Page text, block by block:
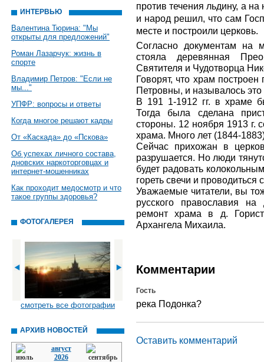
ИНТЕРВЬЮ
Валентина Тюрина: "Мы
открыты для предложений"
Роман Лазарчук: жизнь в
спорте
Владимир Петров: "Если не
мы..."
УПФР: вопросы и ответы
Когда многое решают кадры
От «Каскада» до «Пскова»
Об успехах личного состава,
дновских наркоторговцах и
интернет-мошенниках
Как проходит медосмотр и что
такое группы здоровья?
ФОТОГАЛЕРЕЯ
смотреть все фотографии
АРХИВ НОВОСТЕЙ
август
2026
против течения льдину, а
и народ решил, что сам
месте и построили церковь.
Согласно документам на
стояла деревянная
Святителя и Чудотворца
Говорят, что храм
Петровны, и называлось
В 191 1-1912 гг. в храме
Тогда была сделана
стороны. 12 ноября 1913 г.
храма. Много лет (1844-
Сейчас прихожан в
разрушается. Но люди
будет радовать
гореть свечи и проводиться
Уважаемые читатели, вы
русского православия
ремонт храма в д.
Архангела Михаила.
Комментарии
Гость
река Подонка?
Оставить комментарий